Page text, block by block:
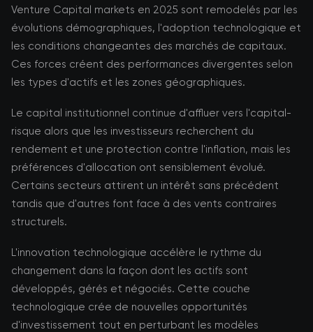
Venture Capital markets en 2025 sont remodelés par les
évolutions démographiques, l'adoption technologique et
les conditions changeantes des marchés de capitaux.
Ces forces créent des performances divergentes selon
les types d'actifs et les zones géographiques.
Le capital institutionnel continue d'affluer vers l'capital-
risque alors que les investisseurs recherchent du
rendement et une protection contre l'inflation, mais les
préférences d'allocation ont sensiblement évolué.
Certains secteurs attirent un intérêt sans précédent
tandis que d'autres font face à des vents contraires
structurels.
L'innovation technologique accélère le rythme du
changement dans la façon dont les actifs sont
développés, gérés et négociés. Cette couche
technologique crée de nouvelles opportunités
d'investissement tout en perturbant les modèles